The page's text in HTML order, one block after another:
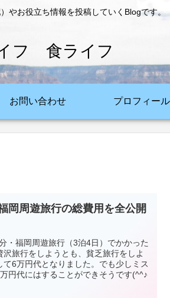
やお役立ち情報を投稿していくBlogです。
フ 食ライフ
お問い合わせ プロフィール
岡周遊旅行の総費用を全公開
・福岡周遊旅行（3泊4日）でかかった
旅行をしようとも、貧乏旅行をしよ
6万円代となりました。でも少しミス
円代にはすることができそうです(^^♪